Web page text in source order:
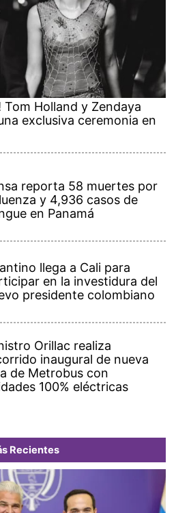
Tom Holland y Zendaya
exclusiva ceremonia en
reporta 58 muertes por
y 4,936 casos de
en Panamá
llega a Cali para
en la investidura del
presidente colombiano
Orillac realiza
inaugural de nueva
de Metrobus con
100% eléctricas
Recientes